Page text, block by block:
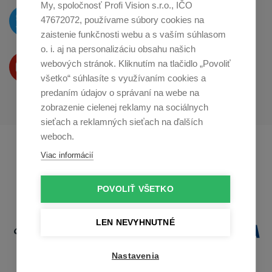
O novinkách píšeme
naTwitteri
Produkty Vám predstavujeme
na Youtube
Profikuchař.cz
My, spoločnosť Profi Vision s.r.o., IČO
47672072, používame súbory cookies na
zaistenie funkčnosti webu a s vaším súhlasom
o. i. aj na personalizáciu obsahu našich
webových stránok. Kliknutím na tlačidlo „Povoliť
všetko“ súhlasíte s využívaním cookies a
predaním údajov o správaní na webe na
zobrazenie cielenej reklamy na sociálnych
sieťach a reklamných sieťach na ďalších
weboch.
Viac informácií
POVOLIŤ VŠETKO
LEN NEVYHNUTNÉ
Nastavenia